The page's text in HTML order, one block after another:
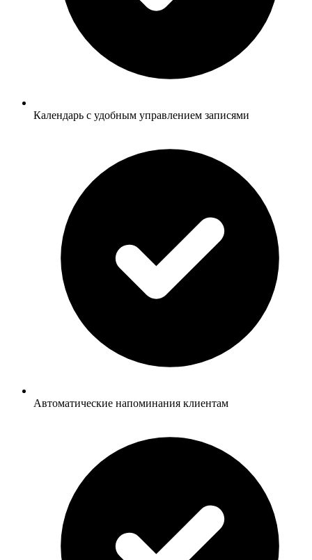
Календарь с удобным управлением записями
Автоматические напоминания клиентам